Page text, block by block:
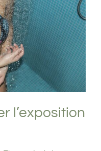
au froid ?
l’exposition